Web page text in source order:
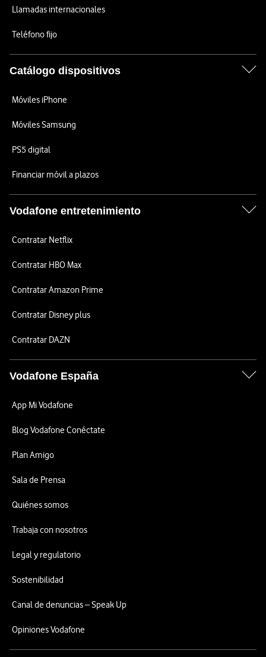
Llamadas internacionales
Teléfono fijo
Catálogo dispositivos
Móviles iPhone
Móviles Samsung
PS5 digital
Financiar móvil a plazos
Vodafone entretenimiento
Contratar Netflix
Contratar HBO Max
Contratar Amazon Prime
Contratar Disney plus
Contratar DAZN
Vodafone España
App Mi Vodafone
Blog Vodafone Conéctate
Plan Amigo
Sala de Prensa
Quiénes somos
Trabaja con nosotros
Legal y regulatorio
Sostenibilidad
Canal de denuncias – Speak Up
Opiniones Vodafone